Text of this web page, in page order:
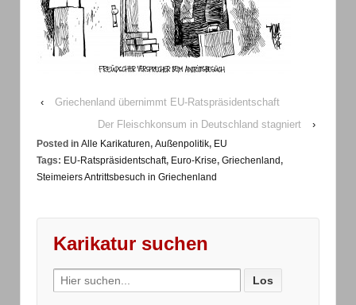
‹
Griechenland übernimmt EU-Ratspräsidentschaft
Der Fleischkonsum in Deutschland stagniert
›
Posted in Alle Karikaturen, Außenpolitik, EU
Tags: EU-Ratspräsidentschaft, Euro-Krise, Griechenland,
Steimeiers Antrittsbesuch in Griechenland
Karikatur suchen
Search
for: